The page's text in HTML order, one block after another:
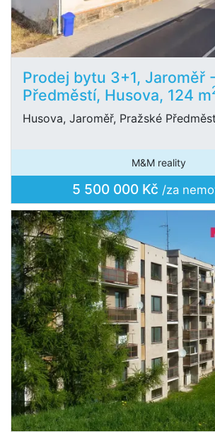
Prodej bytu 3+1, Jaroměř
Předměstí, Husova, 124 m
Husova, Jaroměř, Pražské
M&M reality
5 500 000 Kč /za